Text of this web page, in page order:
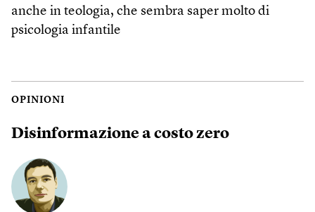
anche in teologia, che sembra saper molto di
psicologia infantile
OPINIONI
Disinformazione a costo zero